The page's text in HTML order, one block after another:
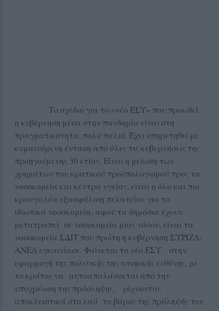
Το σχέδιο για το «νέο ΕΣΥ» που προωθεί
η κυβέρνηση μέσα στην πανδημία είναι στη
πραγματικότητα, πολύ παλιό. Έχει υπηρετηθεί με
κυμαινόμενη ένταση από όλες τις κυβερνήσεις της
προηγούμενης 30 ετίας. Είναι η μείωση των
χρημάτων του κρατικού προϋπολογισμού προς τα
νοσοκομεία και κέντρα υγείας, είναι η όλο και πιο
κραυγαλέα εξασφάλιση πελατείας για τα
ιδιωτικά νοσοκομεία, αφού τα δημόσια έχουν
μετατραπεί σε νοσοκομεία μίας νόσου, είναι τα
νοσοκομεία ΣΔΙΤ που πρώτη η κυβέρνηση ΣΥΡΙΖΑ-
ΑΝΕΛ εγκαινίασε. Φαίνεται το νέο ΕΣΥ στην
εφαρμογή της πολιτικής της ατομικής ευθύνης, με
το κράτος να αυτοαπαλάσσεται από την
υποχρέωση της πρόσληψης, ρίχνοντας
αποκλειστικά στο λαό το βάρος της πρόληψής του